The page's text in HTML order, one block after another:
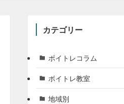
カテゴリー
ボイトレコラム
ボイトレ教室
地域別